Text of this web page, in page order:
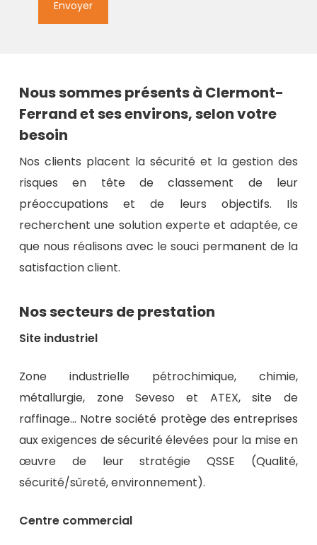
Nous sommes présents à Clermont-
Ferrand et ses environs, selon votre
besoin
Nos clients placent la sécurité et la gestion des
risques en tête de classement de leur
préoccupations et de leurs objectifs. Ils
recherchent une solution experte et adaptée, ce
que nous réalisons avec le souci permanent de la
satisfaction client.
Nos secteurs de prestation
Site industriel
Zone industrielle pétrochimique, chimie,
métallurgie, zone Seveso et ATEX, site de
raffinage… Notre société protège des entreprises
aux exigences de sécurité élevées pour la mise en
œuvre de leur stratégie QSSE (Qualité,
sécurité/sûreté, environnement).
Centre commercial